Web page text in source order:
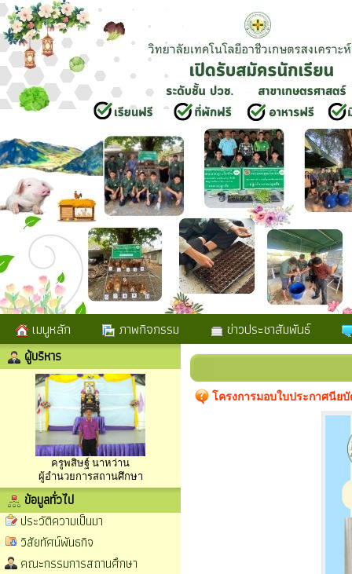
เมนูหลัก ภาพกิจกรรม ข่าวประชาสัมพันธ์
ผู้บริหาร
ครูพสิษฐ์ นาหว่าน
ผู้อำนวยการสถานศึกษา
ข้อมูลทั่วไป
ประวัติความเป็นมา
วิสัยทัศน์พันธกิจ
คณะกรรมการสถานศึกษา
โครงการมอบใบประกาศนีย